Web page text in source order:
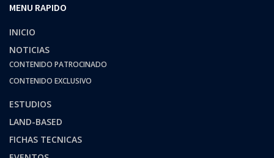
MENU RAPIDO
INICIO
NOTICIAS
CONTENIDO PATROCINADO
CONTENIDO EXCLUSIVO
ESTUDIOS
LAND-BASED
FICHAS TECNICAS